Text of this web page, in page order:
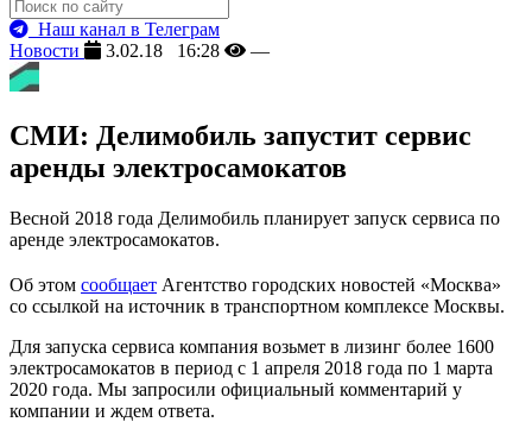
Наш канал в Телеграм
Новости
3.02.18 16:28 —
СМИ: Делимобиль запустит сервис
аренды электросамокатов
Весной 2018 года Делимобиль планирует запуск сервиса по
аренде электросамокатов.
Об этом сообщает Агентство городских новостей «Москва»
со ссылкой на источник в транспортном комплексе Москвы.
Для запуска сервиса компания возьмет в лизинг более 1600
электросамокатов в период с 1 апреля 2018 года по 1 марта
2020 года. Мы запросили официальный комментарий у
компании и ждем ответа.